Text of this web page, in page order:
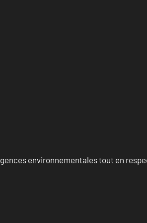
environnementales tout en